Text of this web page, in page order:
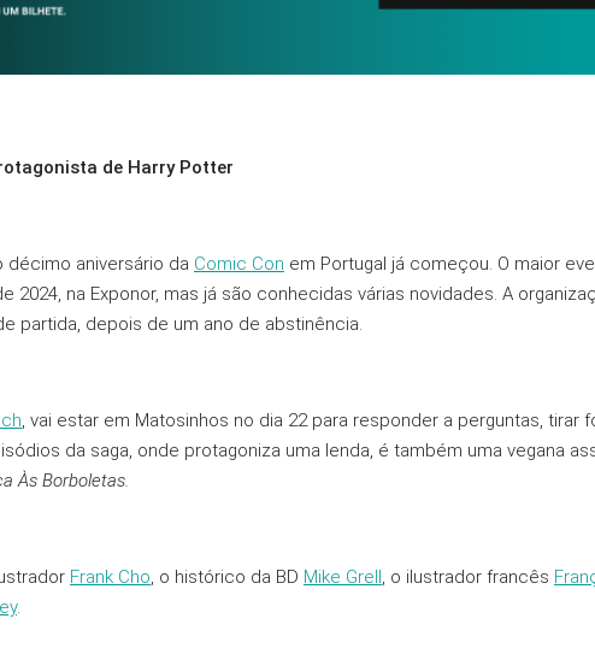
de Harry Potter
aniversário da Comic Con em Portugal já começou. O maior
2024, na Exponor, mas já são conhecidas várias novidades. A
partida, depois de um ano de abstinência.
, vai estar em Matosinhos no dia 22 para responder a perguntas, tirar
da saga, onde protagoniza uma lenda, é também uma vegana
Às Borboletas.
Frank Cho, o histórico da BD Mike Grell, o ilustrador francês
.